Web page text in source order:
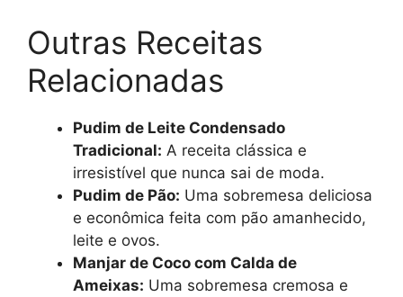
Outras Receitas
Relacionadas
Pudim de Leite Condensado
Tradicional: A receita clássica e
irresistível que nunca sai de moda.
Pudim de Pão: Uma sobremesa deliciosa
e econômica feita com pão amanhecido,
leite e ovos.
Manjar de Coco com Calda de
Ameixas: Uma sobremesa cremosa e